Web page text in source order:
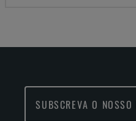
SUBSCREVA O